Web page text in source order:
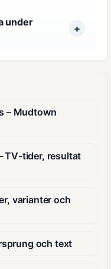
under
– Mudtown
TV-tider, resultat
varianter och
och text